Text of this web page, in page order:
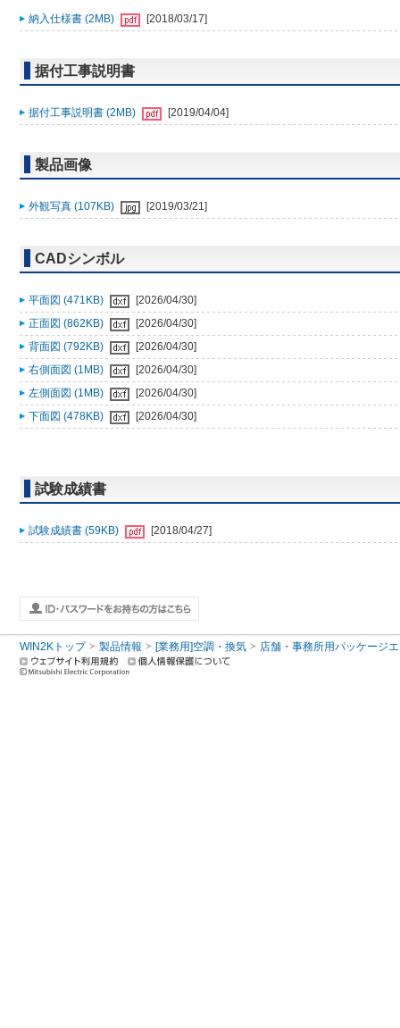
納入仕様書 (2MB) [2018/03/17]
据付工事説明書
据付工事説明書 (2MB) [2019/04/04]
製品画像
外観写真 (107KB) [2019/03/21]
CADシンボル
平面図 (471KB)
[2026/04/30]
正面図 (862KB)
[2026/04/30]
背面図 (792KB)
[2026/04/30]
右側面図 (1MB)
[2026/04/30]
左側面図 (1MB)
[2026/04/30]
下面図 (478KB)
[2026/04/30]
試験成績書
試験成績書 (59KB) [2018/04/27]
WIN2Kトップ 製品情報 [業務用]空調・換気 店舗・事務所用パッケージ